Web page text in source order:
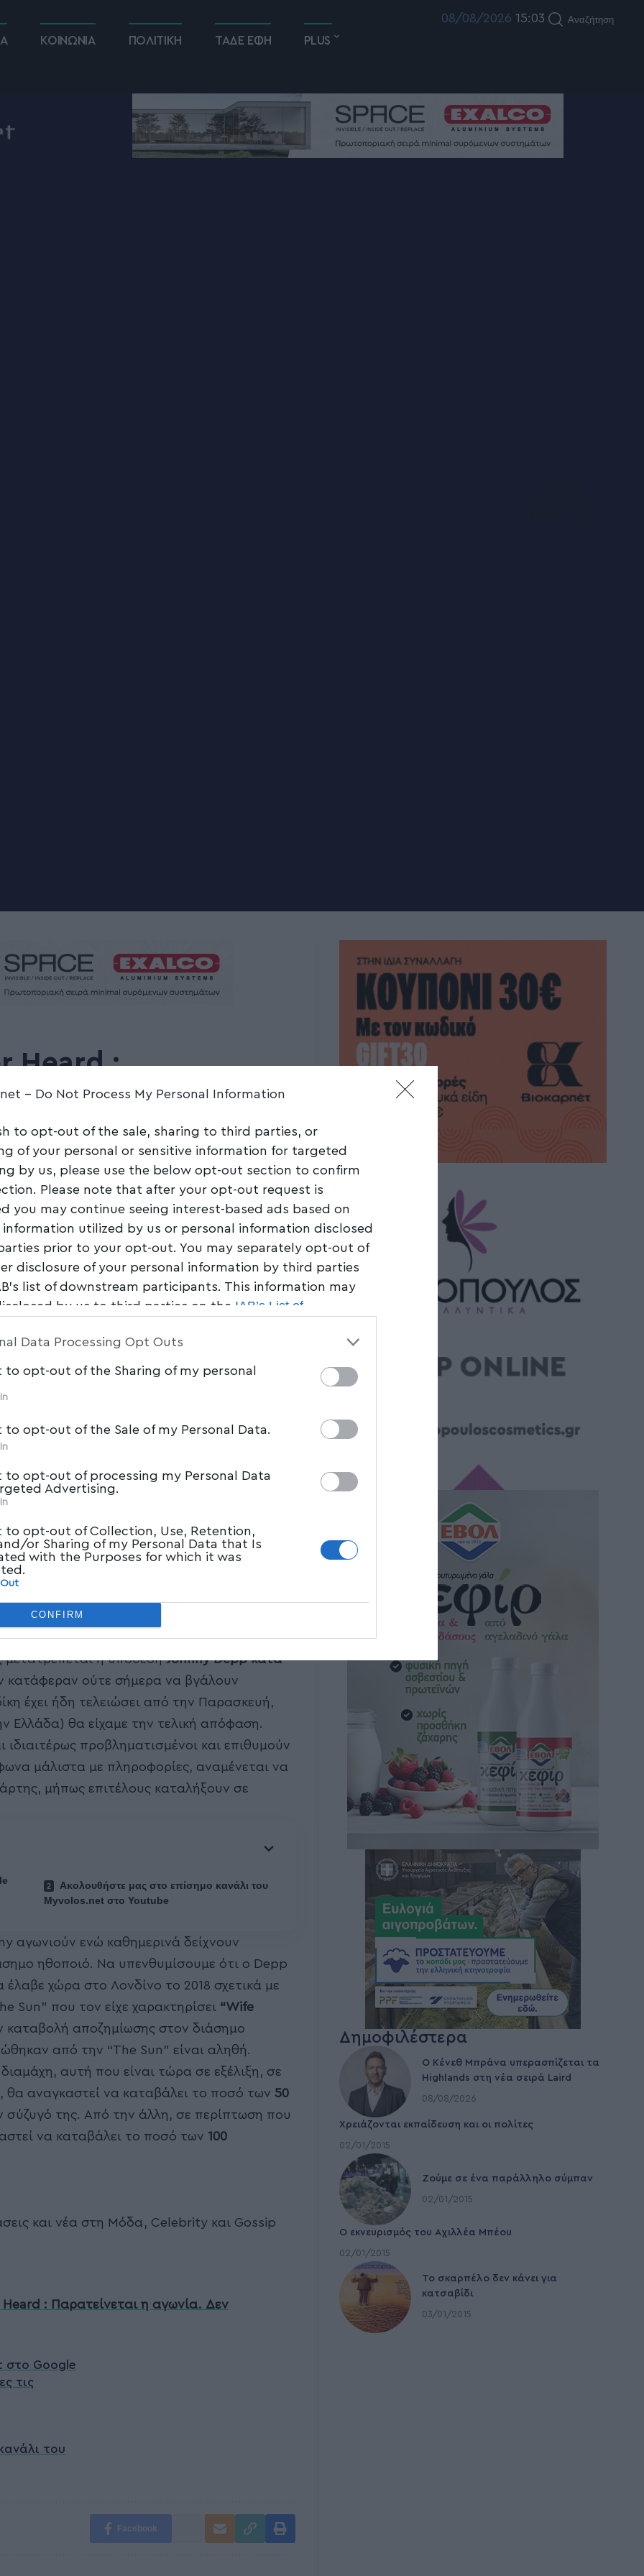
- Do Not Process My Personal Information
to opt-out of the sale, sharing to third parties, or
of your personal or sensitive information for targeted
by us, please use the below opt-out section to confirm
Please note that after your opt-out request is
you may continue seeing interest-based ads based on
information utilized by us or personal information disclosed
prior to your opt-out. You may separately opt-out of
disclosure of your personal information by third parties
list of downstream participants. This information may
by us to third parties on the IAB’s List of
Data Processing Opt Outs
to opt-out of the Sharing of my personal
to opt-out of the Sale of my Personal Data.
to opt-out of processing my Personal Data
Advertising.
to opt-out of Collection, Use, Retention,
or Sharing of my Personal Data that Is
with the Purposes for which it was
CONFIRM
ΚΟΙΝΩΝΙΑ ΠΟΛΙΤΙΚΗ ΤΑΔΕ ΕΦΗ PLUS
08/08/2026 15:03 Αναζήτηση
Heard :
Δεν κατέληξαν οι
μετατρέπεται η υπόθεσηJohnny Depp κατά
κατάφεραν ούτε σήμερα να βγάλουν
έχει ήδη τελειώσει από την Παρασκευή,
Ελλάδα) θα είχαμε την τελική απόφαση.
ιδιαιτέρως προβληματισμένοι και επιθυμούν
μάλιστα με πληροφορίες, αναμένεται να
μήπως επιτέλους καταλήξουν σε
Ακολουθήστε μας στο επίσημο κανάλι του
Myvolos.net στο Youtube
αγωνιούν ενώ καθημερινά δείχνουν
ηθοποιό. Να υπενθυμίσουμε ότι ο Depp
χώρα στο Λονδίνο το 2018 σχετικά με
Sun” που τον είχε χαρακτηρίσει “Wife
καταβολή αποζημίωσης στον διάσημο
από την “The Sun” είναι αληθή.
αυτή που είναι τώρα σε εξέλιξη, σε
θα αναγκαστεί να καταβάλει το ποσό των 50
σύζυγό της. Από την άλλη, σε περίπτωση που
να καταβάλει το ποσό των 100
και νέα στη Μόδα, Celebrity και Gossip
: Παρατείνεται η αγωνία. Δεν
στο Google
τις
του
Facebook
Δημοφιλέστερα
Ο Κένεθ Μπράνα υπερασπίζεται τα
Highlands στη νέα σειρά Laird
08/08/2026
Χρειάζονται εκπαίδευση και οι πολίτες
02/01/2015
Ζούμε σε ένα παράλληλο σύμπαν
02/01/2015
Ο εκνευρισμός του Αχιλλέα Μπέου
02/01/2015
To σκαρπέλο δεν κάνει για
κατσαβίδι
03/01/2015